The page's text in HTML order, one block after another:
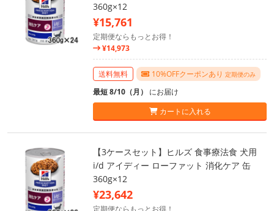
360g×12
¥15,761
定期便ならもっとお得！
¥14,973
送料無料 10%OFFクーポンあり 定期便のみ
最短 8/10（月） にお届け
カートに入れる
【3ケースセット】ヒルズ 食事療法食 犬用
i/d アイディー ローファット 消化ケア 缶
360g×12
¥23,642